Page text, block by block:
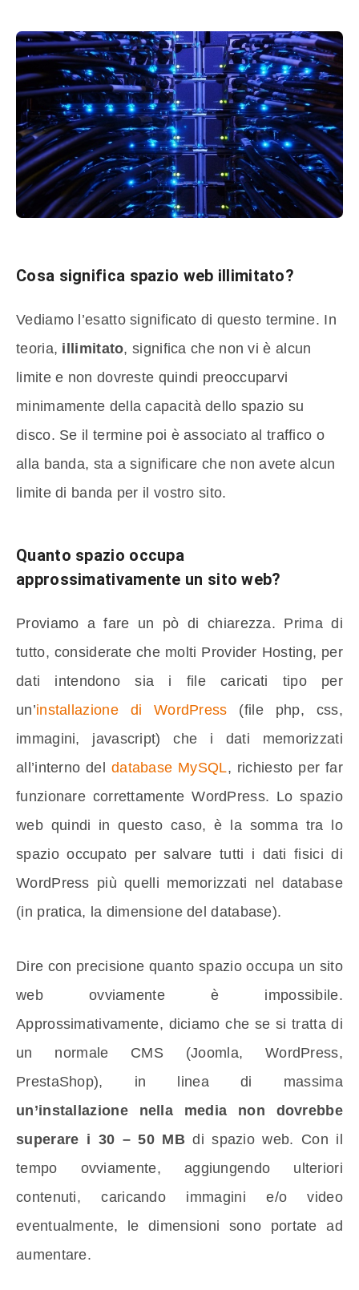
Cosa significa spazio web illimitato?
Vediamo l’esatto significato di questo termine. In
teoria, illimitato, significa che non vi è alcun
limite e non dovreste quindi preoccuparvi
minimamente della capacità dello spazio su
disco. Se il termine poi è associato al traffico o
alla banda, sta a significare che non avete alcun
limite di banda per il vostro sito.
Quanto spazio occupa
approssimativamente un sito web?
Proviamo a fare un pò di chiarezza. Prima di
tutto, considerate che molti Provider Hosting, per
dati intendono sia i file caricati tipo per
un’installazione di WordPress (file php, css,
immagini, javascript) che i dati memorizzati
all’interno del database MySQL, richiesto per far
funzionare correttamente WordPress. Lo spazio
web quindi in questo caso, è la somma tra lo
spazio occupato per salvare tutti i dati fisici di
WordPress più quelli memorizzati nel database
(in pratica, la dimensione del database).
Dire con precisione quanto spazio occupa un sito
web ovviamente è impossibile.
Approssimativamente, diciamo che se si tratta di
un normale CMS (Joomla, WordPress,
PrestaShop), in linea di massima
un’installazione nella media non dovrebbe
superare i 30 – 50 MBdi spazio web. Con il
tempo ovviamente, aggiungendo ulteriori
contenuti, caricando immagini e/o video
eventualmente, le dimensioni sono portate ad
aumentare.